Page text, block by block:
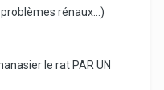
rénaux…)
le rat PAR UN